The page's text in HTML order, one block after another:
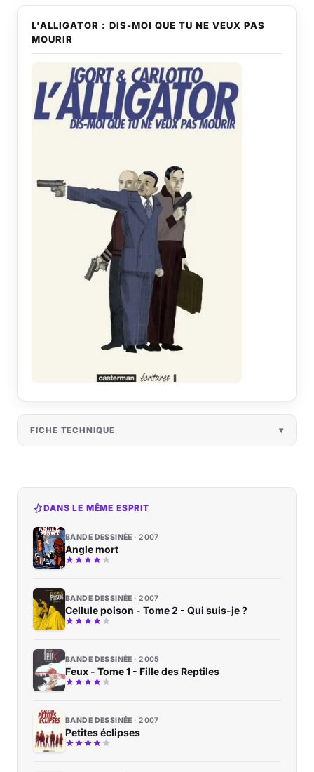
L'ALLIGATOR : DIS-MOI QUE TU NE VEUX PAS
MOURIR
FICHE TECHNIQUE
DANS LE MÊME ESPRIT
BANDE DESSINÉE 2007
Angle mort
BANDE DESSINÉE 2007
Cellule poison - Tome 2 - Qui suis-je ?
BANDE DESSINÉE 2005
Feux - Tome 1 - Fille des Reptiles
BANDE DESSINÉE 2007
Petites éclipses